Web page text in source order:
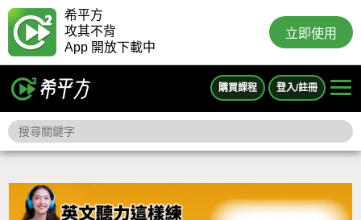
希平方
攻其不背
App 開放下載中
立即使用
購買課程 登入/註冊